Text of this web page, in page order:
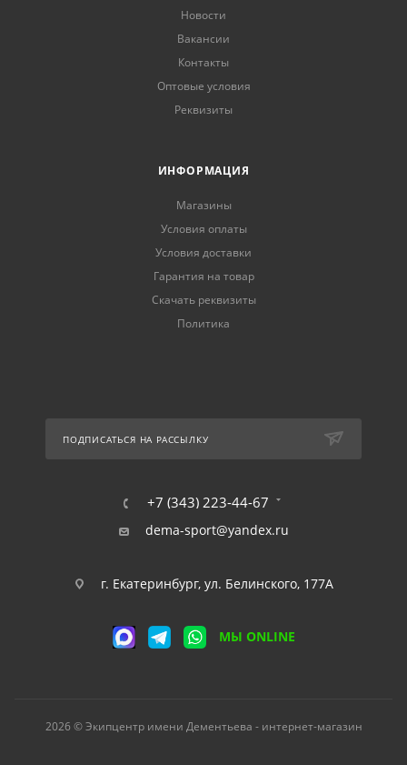
Новости
Вакансии
Контакты
Оптовые условия
Реквизиты
ИНФОРМАЦИЯ
Магазины
Условия оплаты
Условия доставки
Гарантия на товар
Скачать реквизиты
Политика
ПОДПИСАТЬСЯ НА РАССЫЛКУ
+7 (343) 223-44-67
dema-sport@yandex.ru
г. Екатеринбург, ул. Белинского, 177А
МЫ ONLINE
2026 © Экипцентр имени Дементьева - интернет-магазин